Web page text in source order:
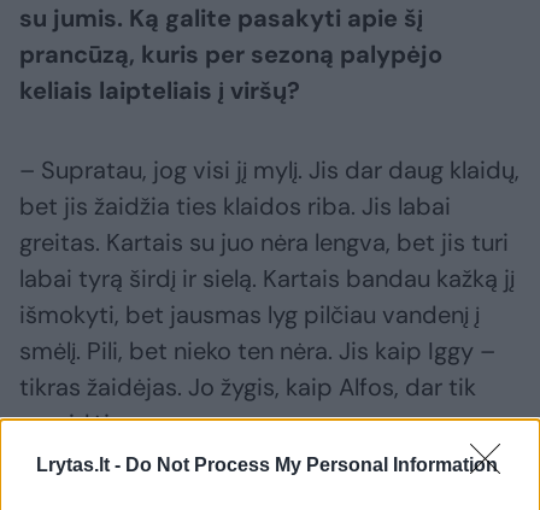
Lrytas.lt - Do Not Process My Personal Information
su jumis. Ką galite pasakyti apie šį
prancūzą, kuris per sezoną palypėjo
keliais laipteliais į viršų?
– Supratau, jog visi jį mylį. Jis dar daug klaidų,
bet jis žaidžia ties klaidos riba. Jis labai
greitas. Kartais su juo nėra lengva, bet jis turi
labai tyrą širdį ir sielą. Kartais bandau kažką jį
išmokyti, bet jausmas lyg pilčiau vandenį į
smėlį. Pili, bet nieko ten nėra. Jis kaip Iggy –
tikras žaidėjas. Jo žygis, kaip Alfos, dar tik
prasidėjo.